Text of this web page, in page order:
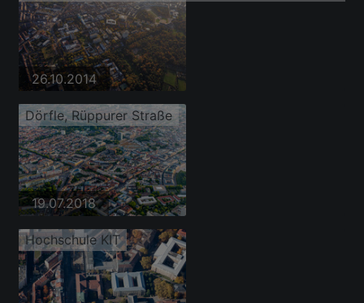
26.10.2014
Dörfle, Rüppurer Straße
19.07.2018
Hochschule KIT